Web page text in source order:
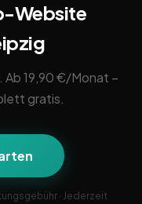
Website
Ab 19,90 €/Monat –
gratis.
· Jederzeit